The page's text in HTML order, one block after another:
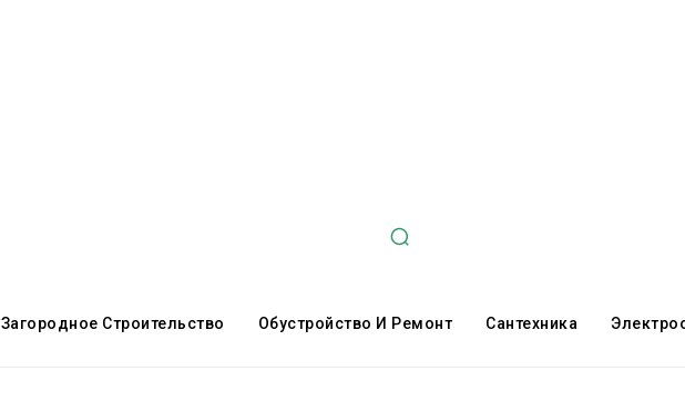
Загородное Строительство Обустройство И Ремонт Сантехника